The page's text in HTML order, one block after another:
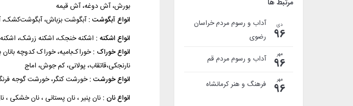
مرتبط ها
دی
96
آداب و رسوم مردم خراسان
رضوی
مهر
96 آداب و رسوم مردم قم
مهر
96 فرهنگ و هنر کرمانشاه
بورش‌، آش‌ دوغه‌، آش‌ قیمه‌
انواع‌ آبگوشت‌ :آبگوشت‌ بزباش‌، آبگوشت‌کشک‌،
انواع‌ اشکنه‌ : اشکنه‌ خنجک‌، اشکنه‌ زرشک‌،
انواع‌ خوراک‌ :خوراک‌بامیه‌، خوراک‌ کدوچه‌
نارنجکی‌،قاتقاب‌، پولانی‌، کم‌ جوش‌، اماج‌
انواع‌ خورشت‌ :خورشت‌ کنگر، خورشت‌ گوجه‌
انواع نان :نان پنیر ، نان پستانی ، نان خشکی